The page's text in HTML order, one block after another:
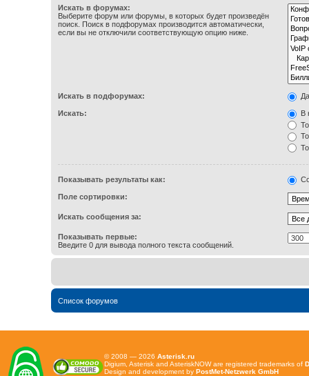
Искать в форумах:
Выберите форум или форумы, в которых будет произведён
поиск. Поиск в подфорумах производится автоматически,
если вы не отключили соответствующую опцию ниже.
Искать в подфорумах: Да
Искать:
В
Показывать результаты как:
Поле сортировки:
Искать сообщения за:
Показывать первые:
Введите 0 для вывода полного текста сообщений.
Список форумов
© 2008 — 2026 Asterisk.ru
Digium, Asterisk and AsteriskNOW are registered trademarks of
Design and development by PostMet-Netzwerk GmbH